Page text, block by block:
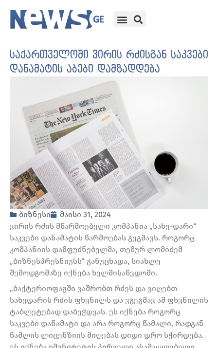
საქართველოში ვირის რძისგან საკვები
დანამატის აბები დამზადდება
ბიზნესი
მაისი 31, 2024
ვირის რძის მწარმოებელი კომპანია „სახე-დარი“
საკვები დანამატის წარმოებას გეგმავს. როგორც
კომპანიის დამფუძნებელმა, თემურ ლომიძემ
„ბიზნესპრესნიუსს“ განუცხადა, სიახლე
შემოდგომაზე იქნება ხელმისაწვდომი.
„ბაქტერიოფაგში ვაშრობთ რძეს და ვიღებთ
სახედარის რძის ფხვნილს და ვგეგმავ ამ ფხვნილის
ტაბლეტებად დაბეჭდვას. ეს იქნება როგორც
საკვები დანამატი და არა როგორც წამალი, რადგან
წამლის ლიცენზიის მიღებას დიდი დრო სჭირდება.